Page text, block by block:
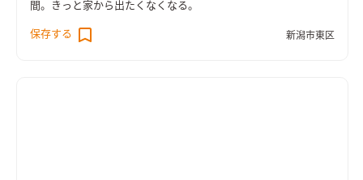
間。きっと家から出たくなくなる。
保存する 新潟市東区